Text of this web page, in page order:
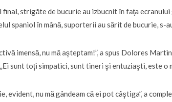
final, strigăte de bucurie au izbucnit în faţa
spaniol în mână, suporterii au sărit de bucurie, s-
imensă, nu mă aşteptam!”, a spus Dolores
sunt toţi simpatici, sunt tineri şi entuziaşti, este o
evident, nu mă gândeam că ei pot câştiga”, a